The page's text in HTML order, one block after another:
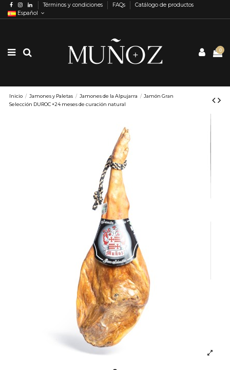
Términos y condiciones FAQs
Catálogo de productos
Español
0
Inicio Jamones y Paletas Jamones de la Alpujarra
Jamón Gran
Selección DUROC +24 meses de curación natural